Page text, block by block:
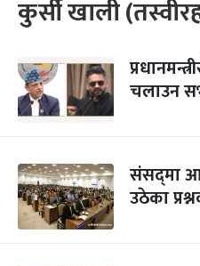
कुर्सी खाली
चलाउन
संसद्‍मा
उठेका